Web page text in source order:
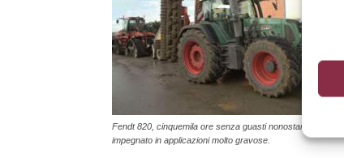
Fendt 820, cinquemila ore senza guasti nonostante sia stato
impegnato in applicazioni molto gravose.